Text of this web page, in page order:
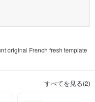
original French fresh template
すべてを見る(2)